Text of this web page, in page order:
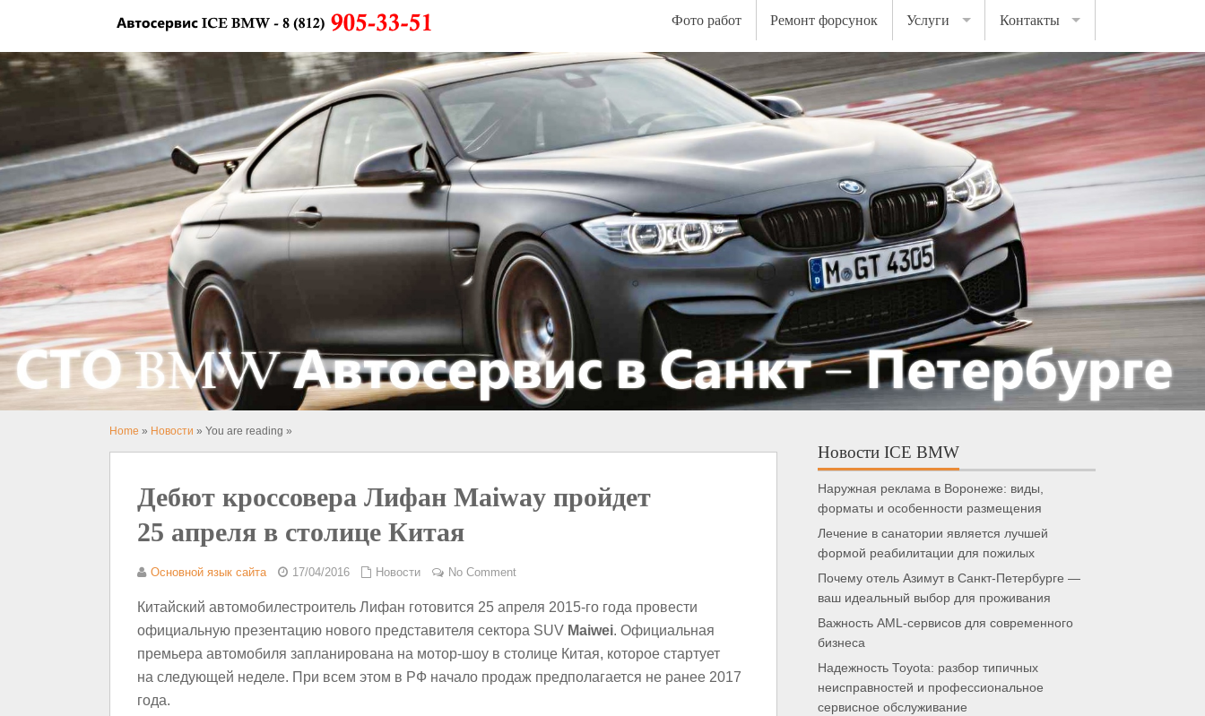
Фото работ Ремонт форсунок Услуги Контакты
Home » Новости » You are reading »
Дебют кроссовера Лифан Maiway пройдет
25 апреля в столице Китая
Основной язык сайта 17/04/2016 Новости No Comment
Китайский автомобилестроитель Лифан готовится 25 апреля 2015-го года провести
официальную презентацию нового представителя сектора SUV Maiwei. Официальная
премьера автомобиля запланирована на мотор-шоу в столице Китая, которое стартует
на следующей неделе. При всем этом в РФ начало продаж предполагается не ранее 2017
года.
Новости ICE BMW
Наружная реклама в Воронеже: виды,
форматы и особенности размещения
Лечение в санатории является лучшей
формой реабилитации для пожилых
Почему отель Азимут в Санкт-Петербурге —
ваш идеальный выбор для проживания
Важность AML-сервисов для современного
бизнеса
Надежность Toyota: разбор типичных
неисправностей и профессиональное
сервисное обслуживание